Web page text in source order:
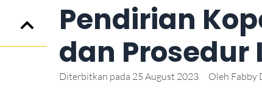
Pendirian
dan Prosedur
Diterbitkan pada 25 August 2023 Oleh Fabby